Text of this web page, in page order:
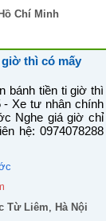
Hồ Chí Minh
thì có mấy
bánh tiền ti giờ thì
- Xe tư nhân chính
Nghe giá giờ chỉ
hệ: 0974078288
Từ Liêm, Hà Nội